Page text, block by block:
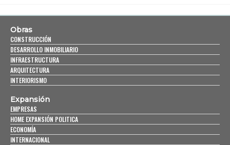
Obras
CONSTRUCCIÓN
DESARROLLO INMOBILIARIO
INFRAESTRUCTURA
ARQUITECTURA
INTERIORISMO
Expansión
EMPRESAS
HOME EXPANSIÓN POLITICA
ECONOMÍA
INTERNACIONAL